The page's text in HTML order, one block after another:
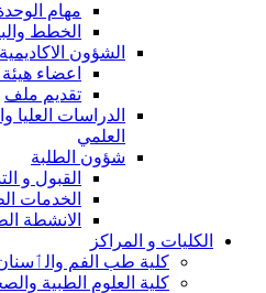
مهام
الخطط
الشؤون الاكاديمية
اعضاء
تقديم ملف
الدراسات العليا
العلمي
شؤون الطلبة
القبول و
الخدمات
الانشطة
الكليات و المراكز
كلية طب الفم
كلية العلوم الطبية